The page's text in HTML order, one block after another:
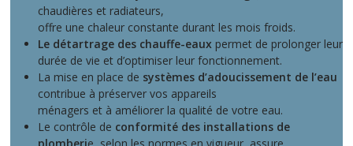
chaudières et radiateurs,
offre une chaleur constante durant les mois froids.
Le détartrage des chauffe-eaux permet de prolonger leur
durée de vie et d’optimiser leur fonctionnement.
La mise en place de systèmes d’adoucissement de l’eau
contribue à préserver vos appareils
ménagers et à améliorer la qualité de votre eau.
Le contrôle de conformité des installations de
plomberie, selon les normes en vigueur, assure